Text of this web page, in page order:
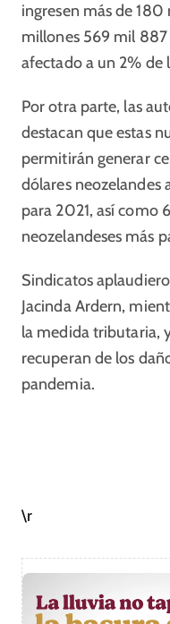
ingresen más de 180
millones 569 mil 887
afectado a un 2% de
Por otra parte, las
destacan que estas
permitirán generar
dólares neozelandes
para 2021, así como
neozelandeses más
Sindicatos
Jacinda Ardern,
la medida tributaria,
recuperan de los
pandemia.
\r